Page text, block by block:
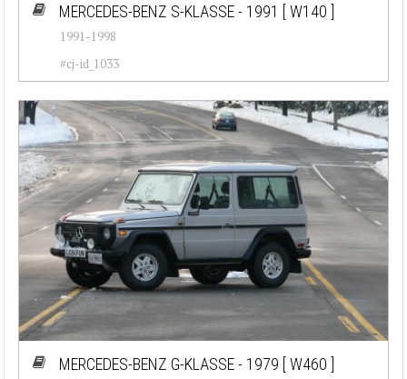
MERCEDES-BENZ S-KLASSE - 1991 [ W140 ]
1991-1998
#cj-id_1033
MERCEDES-BENZ G-KLASSE - 1979 [ W460 ]